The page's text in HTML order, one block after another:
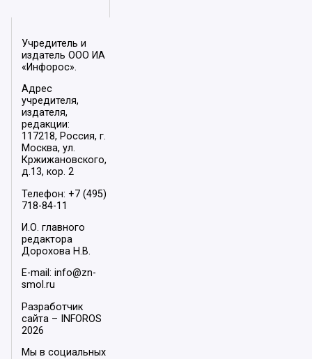
Учредитель и
издатель ООО ИА
«Инфорос».
Адрес
учредителя,
издателя,
редакции:
117218, Россия, г.
Москва, ул.
Кржижановского,
д.13, кор. 2
Телефон: +7 (495)
718-84-11
И.О. главного
редактора
Дорохова Н.В.
E-mail: info@zn-
smol.ru
Разработчик
сайта –
INFOROS
2026
Мы в социальных